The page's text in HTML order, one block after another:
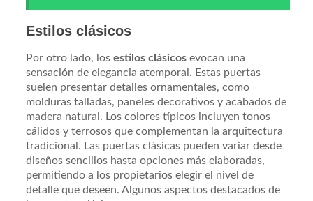
Estilos clásicos
Por otro lado, losestilos clásicos evocan una
sensación de elegancia atemporal. Estas puertas
suelen presentar detalles ornamentales, como
molduras talladas, paneles decorativos y acabados de
madera natural. Los colores típicos incluyen tonos
cálidos y terrosos que complementan la arquitectura
tradicional. Las puertas clásicas pueden variar desde
diseños sencillos hasta opciones más elaboradas,
permitiendo a los propietarios elegir el nivel de
detalle que deseen. Algunos aspectos destacados de